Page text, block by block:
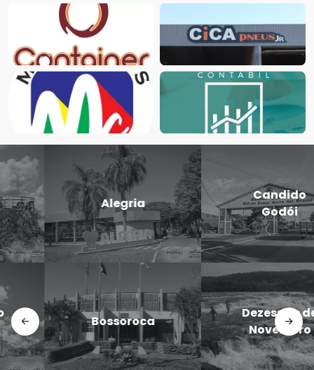
Candido
Godói
Cerro Largo
Dezesseis de
Novembro
Doutor
Maurício
Cardoso